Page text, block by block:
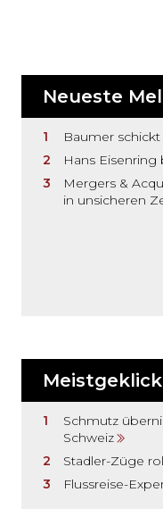
Neueste
Baumer
Hans Eisenring
Mergers &
in unsicheren
Schmutz
Schweiz
Stadler-Züge
Flussreise-